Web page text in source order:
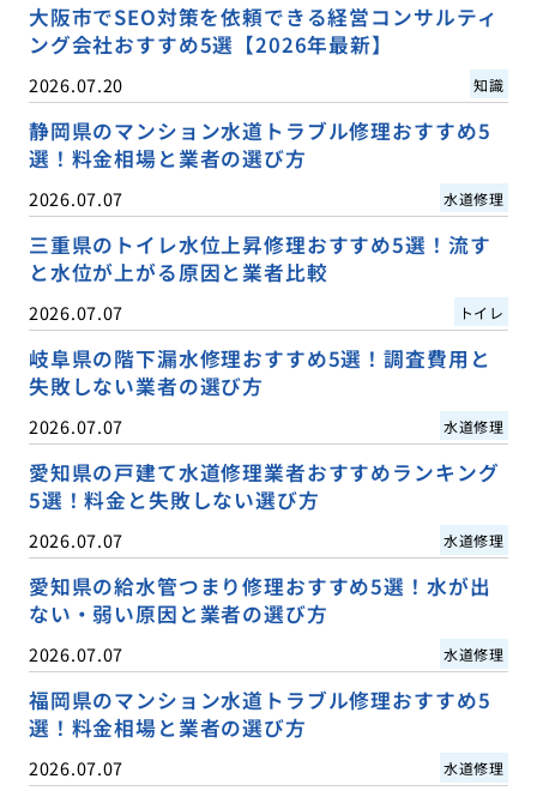
大阪市でSEO対策を依頼できる経営コンサルティ
ング会社おすすめ5選【2026年最新】
2026.07.20 知識
静岡県のマンション水道トラブル修理おすすめ5
選！料金相場と業者の選び方
2026.07.07 水道修理
三重県のトイレ水位上昇修理おすすめ5選！流す
と水位が上がる原因と業者比較
2026.07.07 トイレ
岐阜県の階下漏水修理おすすめ5選！調査費用と
失敗しない業者の選び方
2026.07.07 水道修理
愛知県の戸建て水道修理業者おすすめランキング
5選！料金と失敗しない選び方
2026.07.07 水道修理
愛知県の給水管つまり修理おすすめ5選！水が出
ない・弱い原因と業者の選び方
2026.07.07 水道修理
福岡県のマンション水道トラブル修理おすすめ5
選！料金相場と業者の選び方
2026.07.07 水道修理